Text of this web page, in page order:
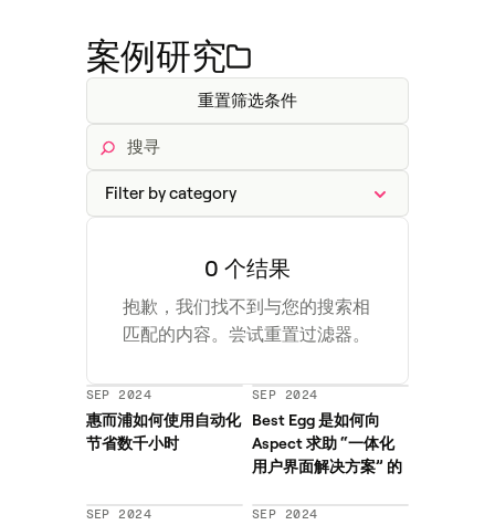
案例研究
重置筛选条件
0 个结果
抱歉，我们找不到与您的搜索相
匹配的内容。尝试重置过滤器。
SEP 2024
惠而浦如何使用自动化
节省数千小时
SEP 2024
Best Egg 是如何向
Aspect 求助 “一体化
用户界面解决方案” 的
SEP 2024 SEP 2024